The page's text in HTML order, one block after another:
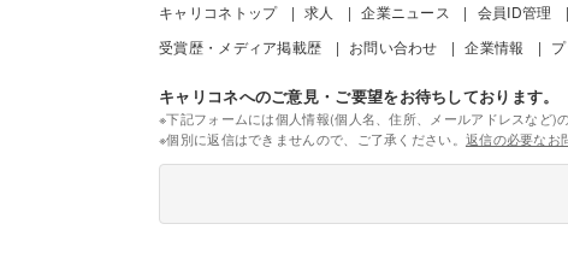
キャリコネトップ 求人 企業ニュース 会員ID管理
受賞歴・メディア掲載歴
お問い合わせ 企業情報
キャリコネへのご意見・ご要望をお待ちしております。
※下記フォームには個人情報(個人名、住所、メールアドレスなど)
※個別に返信はできませんので、ご了承ください。 返信の必要なお